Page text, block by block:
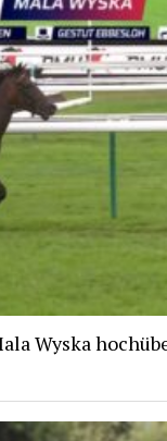
Wyska